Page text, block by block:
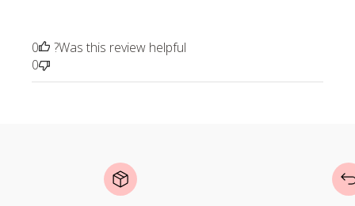
Was this review helpful?
0
0